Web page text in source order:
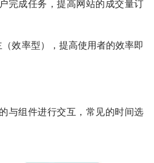
完成任务，提高网站的成交量订
效率型），提高使用者的效率即
与组件进行交互，常见的时间选